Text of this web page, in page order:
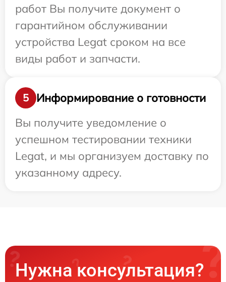
работ Вы получите документ о
гарантийном обслуживании
устройства Legat сроком на все
виды работ и запчасти.
5
Информирование о готовности
Вы получите уведомление о
успешном тестировании техники
Legat, и мы организуем доставку по
указанному адресу.
Нужна консультация?